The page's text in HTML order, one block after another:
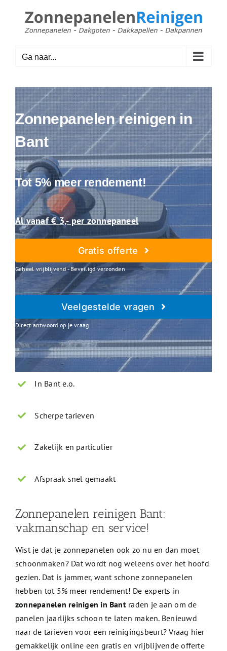
inhoud
Ga naar...
Zonnepanelen reinigen in
Bant
Tot 5% meer rendement!
Al vanaf € 3,- per zonnepaneel
Gratis offerte
Geheel vrijblijvend - Beveiligd verzonden
Veelgestelde vragen
Direct antwoord op je vraag
In Bant e.o.
Scherpe tarieven
Zakelijk en particulier
Afspraak snel gemaakt
Zonnepanelen reinigen Bant:
vakmanschap en service!
Wist je dat je zonnepanelen ook zo nu en dan moet
schoonmaken? Dat wordt nog weleens over het hoofd
gezien. Dat is jammer, want schone zonnepanelen
hebben tot 5% meer rendement! De experts in
zonnepanelen reinigen in Bantraden je aan om de
panelen jaarlijks schoon te laten maken. Benieuwd
naar de tarieven voor een reinigingsbeurt? Vraag hier
gemakkelijk online een gratis en vrijblijvende offerte